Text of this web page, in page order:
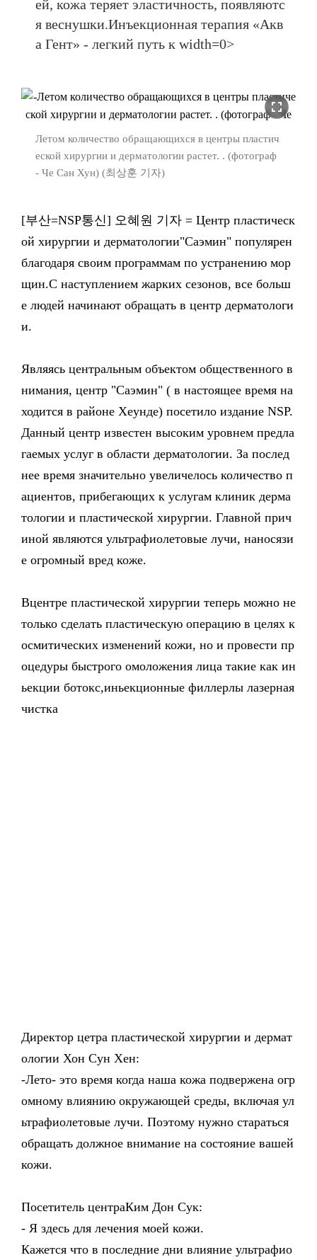
ей, кожа теряет эластичность, появляютс
я веснушки.Инъекционная терапия «Акв
а Гент» - легкий путь к width=0>
fullscreen
Летом количество обращающихся в центры пластич
еской хирургии и дерматологии растет. . (фотограф
- Че Сан Хун) (최상훈 기자)
[부산=NSP통신] 오혜원 기자 = Центр пластическ
ой хирургии и дерматологии"Саэмин" популярен
благодаря своим программам по устранению мор
щин.С наступлением жарких сезонов, все больш
е людей начинают обращать в центр дерматологи
и.
Являясь центральным объектом общественного в
нимания, центр "Саэмин" ( в настоящее время на
ходится в районе Хеунде) посетило издание NSP.
Данный центр известен высоким уровнем предла
гаемых услуг в области дерматологии. За послед
нее время значительно увеличелось количество п
ациентов, прибегающих к услугам клиник дерма
тологии и пластической хирургии. Главной прич
иной являются ультрафиолетовые лучи, наносязи
е огромный вред коже.
Вцентре пластической хирургии теперь можно не
только сделать пластическую операцию в целях к
осмитических изменений кожи, но и провести пр
оцедуры быстрого омоложения лица такие как ин
ьекции ботокс,иньекционные филлерлы лазерная
чистка
Директор цетра пластической хирургии и дермат
ологии Хон Сун Хен:
-Лето- это время когда наша кожа подвержена огр
омному влиянию окружающей среды, включая ул
ьтрафиолетовые лучи. Поэтому нужно стараться
обращать должное внимание на состояние вашей
кожи.
Посетитель центраКим Дон Сук:
- Я здесь для лечения моей кожи.
Кажется что в последние дни влияние ультрафио